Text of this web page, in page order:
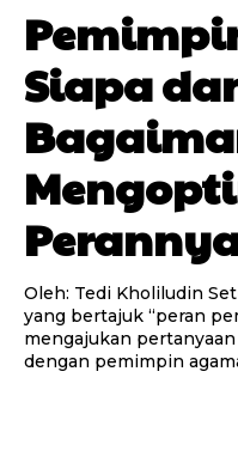
Siapa
Oleh: Tedi Kholiludin Setiap kali bersua dengan diskusi
yang bertajuk “peran
mengajukan
dengan pemimpin